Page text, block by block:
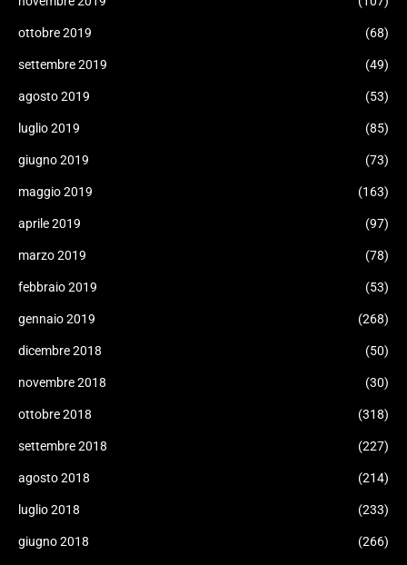
ottobre 2019 (68)
settembre 2019 (49)
agosto 2019 (53)
luglio 2019 (85)
giugno 2019 (73)
maggio 2019 (163)
aprile 2019 (97)
marzo 2019 (78)
febbraio 2019 (53)
gennaio 2019 (268)
dicembre 2018 (50)
novembre 2018 (30)
ottobre 2018 (318)
settembre 2018 (227)
agosto 2018 (214)
luglio 2018 (233)
giugno 2018 (266)